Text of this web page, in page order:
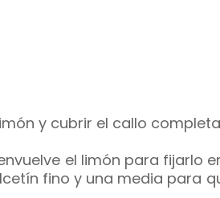
y cubrir el callo
el limón para fijarlo
fino y una media para